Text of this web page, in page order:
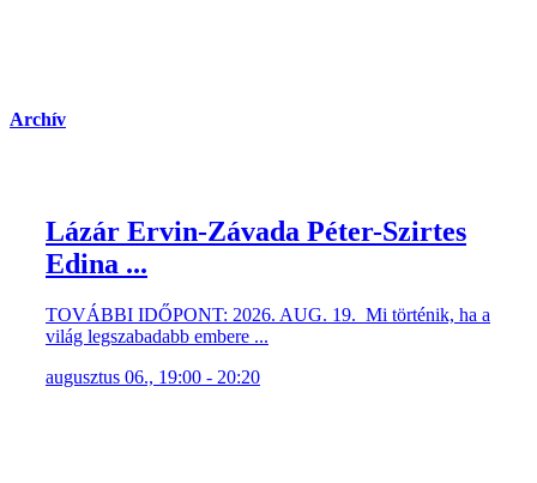
Archív
Lázár Ervin-Závada Péter-Szirtes
Edina ...
TOVÁBBI IDŐPONT: 2026. AUG. 19. Mi történik, ha a
világ legszabadabb embere ...
augusztus 06., 19:00 - 20:20